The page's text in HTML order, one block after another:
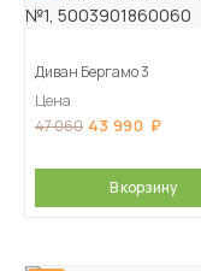
Диван Бергамо 3
Цена
47 060 43 990
В корзину